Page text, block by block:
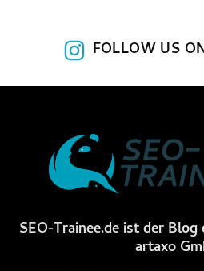
FOLLOW US
SEO-Trainee.de ist der
artaxo